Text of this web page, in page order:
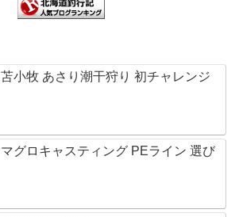
苫小牧 あさり潮干狩り 初チャレンジ
マグロキャスティング PEライン 選び